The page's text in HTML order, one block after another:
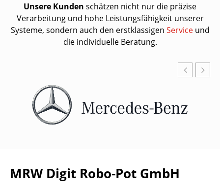
Unsere Kunden schätzen nicht nur die präzise
Verarbeitung und hohe Leistungsfähigkeit unserer
Systeme, sondern auch den erstklassigen Serviceund
die individuelle Beratung.
MRW Digit Robo-Pot GmbH